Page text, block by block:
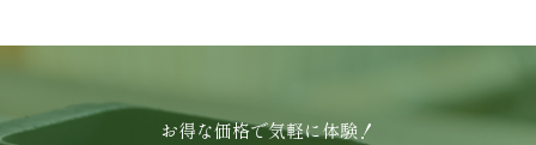
お得な価格で気軽に体験！